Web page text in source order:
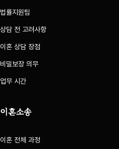
법률지원팀
상담 전 고려사항
이혼 상담 장점
비밀보장 의무
업무 시간
이혼소송
이혼 전체 과정